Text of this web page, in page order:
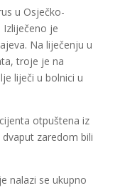
u Osječko-
Izliječeno je
Na liječenju u
troje je na
liječi u bolnici u
otpuštena iz
zaredom bili
nalazi se ukupno